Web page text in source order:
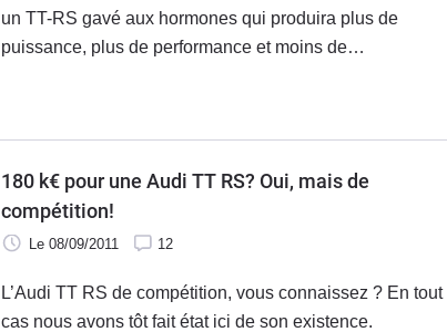
un TT-RS gavé aux hormones qui produira plus de
puissance, plus de performance et moins de
180 k€ pour une Audi TT RS? Oui, mais de
compétition!
Le 08/09/2011 12
L’Audi TT RS de compétition, vous connaissez ? En tout
cas nous avons tôt fait état ici de son existence.